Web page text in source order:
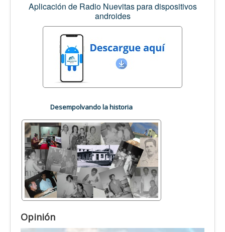
Aplicación de Radio Nuevitas para dispositivos
androides
Desempolvando la historia
Opinión